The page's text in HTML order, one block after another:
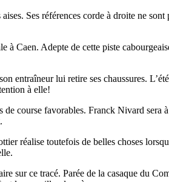
Ses références corde à droite ne sont
à Caen. Adepte de cette piste
entraîneur lui retire ses chaussures.
à elle!
course favorables. Franck Nivard sera
réalise toutefois de belles choses
sur ce tracé. Parée de la casaque du